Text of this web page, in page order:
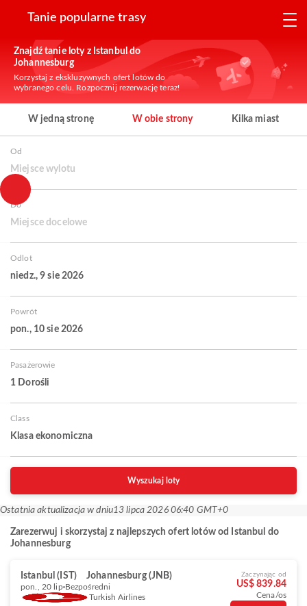
Tanie popularne trasy
Znajdź tanie loty z Istanbul do
Johannesburg
Korzystaj z ekskluzywnych ofert lotów do
wybranego celu. Rozpocznij rezerwację teraz!
W jedną stronę W obie strony Kilka miast
Od
Miejsce wylotu
Do
Miejsce docelowe
Odlot
niedz., 9 sie 2026
Powrót
pon., 10 sie 2026
Pasażerowie
1 Dorośli
Class
Klasa ekonomiczna
Wyszukaj loty
Ostatnia aktualizacja w dniu13 lipca 2026 06:40 GMT+0
Zarezerwuj i skorzystaj z najlepszych ofert lotów od Istanbul do
Johannesburg
Istanbul (IST) Johannesburg (JNB)
pon., 20 lip Bezpośredni
Turkish Airlines
Zaczynając od
US$ 839.84
Cena/os